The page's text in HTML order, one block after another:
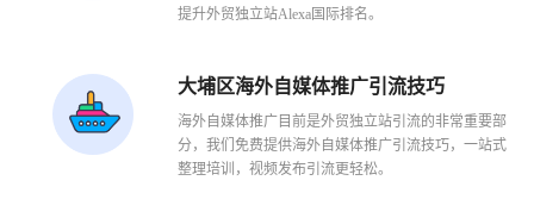
提升外贸独立站Alexa国际排名。
大埔区海外自媒体推广引流技巧
海外自媒体推广目前是外贸独立站引流的非常重要部
分，我们免费提供海外自媒体推广引流技巧，一站式
整理培训，视频发布引流更轻松。